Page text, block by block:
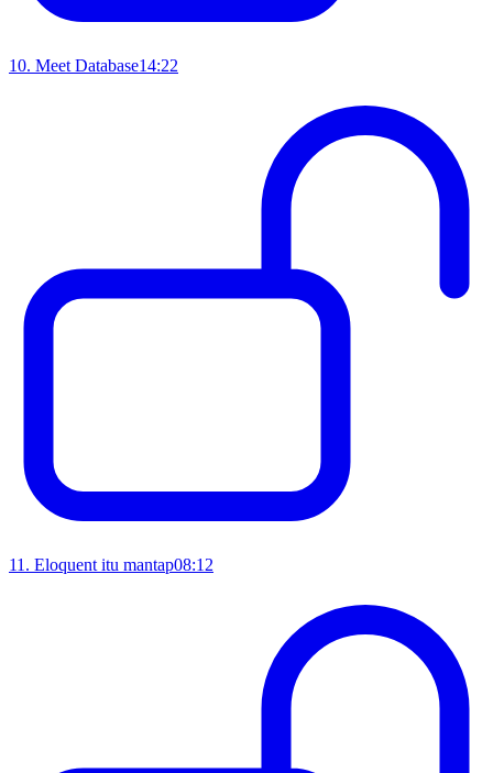
10. Meet Database14:22
11 . Eloquent itu mantap08:12